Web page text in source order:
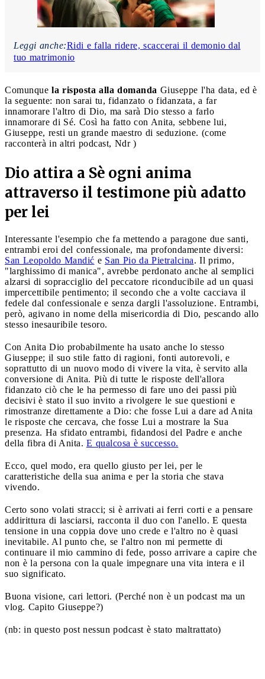
Leggi anche:Ridi e falla ridere, scaccerai il demonio dal
tuo matrimonio
Comunque la risposta alla domanda Giuseppe l'ha data, ed è
la seguente: non sarai tu, fidanzato o fidanzata, a far
innamorare l'altro di Dio, ma sarà Dio stesso a farlo
innamorare di Sé. Così ha fatto con Anita, sebbene lui,
Giuseppe, resti un grande maestro di seduzione. (come
racconterà in altri podcast, Ndr )
Dio attira a Sè ogni anima
attraverso il testimone più adatto
per lei
Interessante l'esempio che fa mettendo a paragone due santi,
entrambi eroi del confessionale, ma profondamente diversi:
San Leopoldo Mandić e San Pio da Pietralcina. Il primo,
"larghissimo di manica", avrebbe perdonato anche al semplici
alzarsi di sopracciglio del peccatore riconducibile ad un quasi
impercettibile pentimento; il secondo che a volte cacciava il
fedele dal confessionale e senza dargli l'assoluzione. Entrambi,
però, agivano in nome della misericordia di Dio, pescando allo
stesso inesauribile tesoro.
Con Anita Dio probabilmente ha usato anche lo stesso
Giuseppe; il suo stile fatto di ragioni, fonti autorevoli, e
soprattutto di un nuovo modo di vivere la vita, è servito alla
conversione di Anita. Più di tutte le risposte dell'allora
fidanzato ciò che le ha permesso di fare uno dei passi più
decisivi è stato il suo invito a rivolgere le sue questioni e
rimostranze direttamente a Dio: che fosse Lui a dare ad Anita
le risposte che cercava, che fosse Lui a mostrare la Sua
presenza. Ha sfidato entrambi, fidandosi del Padre e anche
della fibra di Anita. E qualcosa è successo.
Ecco, quel modo, era quello giusto per lei, per le
caratteristiche della sua anima e per la storia che stava
vivendo.
Certo sono volati stracci; si è arrivati ai ferri corti e a pensare
addirittura di lasciarsi, racconta il duo con l'anello. E questa
tensione in una coppia dove uno crede e l'altro no è quasi
inevitabile. Al punto che, se l'altro non mi permette di
continuare il mio cammino di fede, posso arrivare a capire che
non è la persona con la quale impegnare una vita intera e il
suo significato.
Buona visione, cari lettori. (Perché non è un podcast ma un
vlog. Capito Giuseppe?)
(nb: in questo post nessun podcast è stato maltrattato)